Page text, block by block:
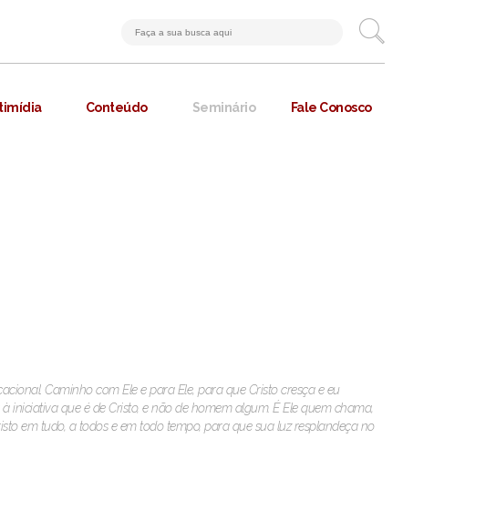
Conteúdo Seminário Fale Conosco
Caminho com Ele e para Ele, para que Cristo cresça e eu
que é de Cristo, e não de homem algum. É Ele quem chama,
em tudo, a todos e em todo tempo, para que sua luz resplandeça no